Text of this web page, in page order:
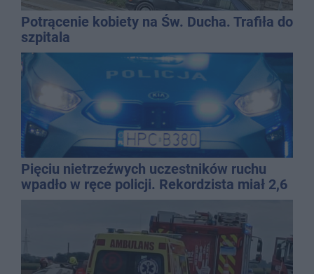
Potrącenie kobiety na Św. Ducha. Trafiła do
szpitala
Pięciu nietrzeźwych uczestników ruchu
wpadło w ręce policji. Rekordzista miał 2,6